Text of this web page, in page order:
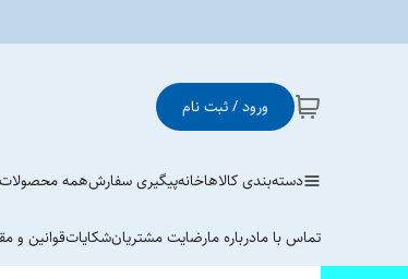
ورود / ثبت نام
دسته‌بندی کالاهاخانهپیگیری سفارشهمه محصولات
تماس با مادرباره مارضایت مشتریانشکایاتقوانین و